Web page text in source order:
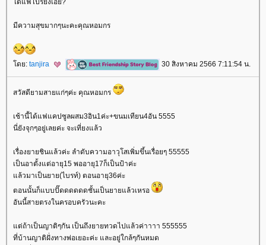
ได้แฟไปรึยังเอ่ย?
มีความสุขมากๆนะคะคุณหอมกร
ดย: tanjira 30 สิงหาคม 2566 7:11:54 น.
สวัสดียามสายแก่ๆค่ะ คุณหอมกร
เช้านี้ได้แฟแคปซูลผสม3อิน1ค่ะ+ขนมเทียน4อัน 5555
นี่ยังจุกๆอยู่เลยค่ะ จะเที่ยงแล้ว
เรื่องยายชินแล้วค่ะ ลำดับความอาวุโสเพิ่มขึ้นเรื่อยๆ 55555
เป็นอาตั้งแต่อายุ15 พออายุ17ก็เป็นป้าค่ะ
ล้วมาเป็นยาย(ไบรท์) ตอนอายุ36ค่ะ
ตอนนั้นก็แบบปั๊ดดดดดดชั้นเป็นยายแล้วเหรอ
อันนี้สายตรงในครอบครัวนะคะ
ต่ถ้าเป็นญาติๆกัน เป็นถึงยายทวดไปแล้วค่าาาา 555555
ที่บ้านญาติฝั่งทางพ่อเยอะค่ะ และอยู่ใกล้ๆกันหมด